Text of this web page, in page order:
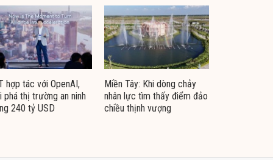
hợp tác với OpenAI,
phá thị trường an ninh
240 tỷ USD
Miền Tây: Khi dòng chảy
nhân lực tìm thấy điểm đảo
chiều thịnh vượng